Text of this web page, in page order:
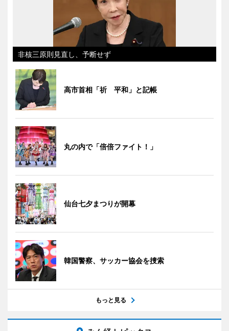
非核三原則見直し、予断せず
高市首相「祈 平和」と記帳
丸の内で「倍倍ファイト！」
仙台七夕まつりが開幕
韓国警察、サッカー協会を捜索
もっと見る